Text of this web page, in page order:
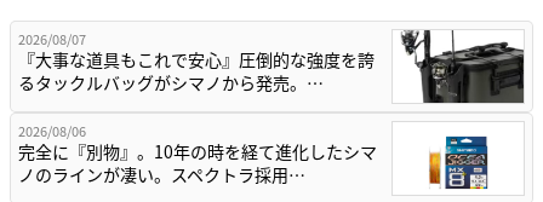
2026/08/07
『大事な道具もこれで安心』圧倒的な強度を誇
るタックルバッグがシマノから発売。…
2026/08/06
完全に『別物』。10年の時を経て進化したシマ
ノのラインが凄い。スペクトラ採用…